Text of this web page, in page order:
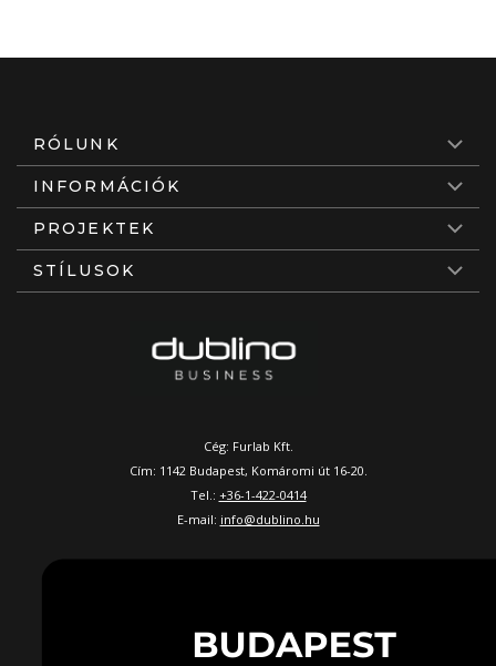
RÓLUNK
INFORMÁCIÓK
PROJEKTEK
STÍLUSOK
Cég: Furlab Kft.
Cím: 1142 Budapest, Komáromi út 16-20.
Tel.: +36-1-422-0414
E-mail: info@dublino.hu